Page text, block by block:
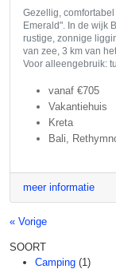
Gezellig,
Emerald". In de wijk
rustige, zonnige
van zee, 3 km van
Voor alleengebruik:
vanaf €705
Vakantiehuis
Kreta
Bali,
meer informatie
« Vorige
SOORT
Camping (1)